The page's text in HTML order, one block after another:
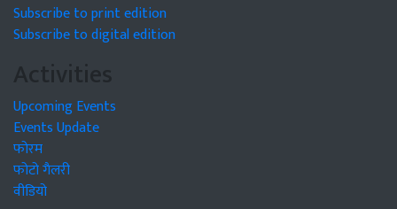
Subscribe to print edition
Subscribe to digital edition
Activities
Upcoming Events
Events Update
फोरम
फोटो गैलरी
वीडियो